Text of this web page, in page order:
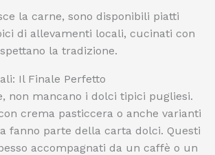
la carne, sono disponibili piatti
di allevamenti locali, cucinati con
la tradizione.
Il Finale Perfetto
non mancano i dolci tipici pugliesi.
crema pasticcera o anche varianti
fanno parte della carta dolci. Questi
accompagnati da un caffè o un